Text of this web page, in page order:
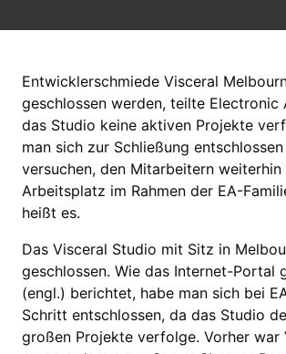
Entwicklerschmiede Visceral
geschlossen werden, teilte Electronic
das Studio keine aktiven Projekte
man sich zur Schließung
versuchen, den Mitarbeitern weiterhin
Arbeitsplatz im Rahmen der EA-
heißt es.
Das Visceral Studio mit Sitz in
geschlossen. Wie das Internet-Portal
(engl.) berichtet, habe man sich bei
Schritt entschlossen, da das Studio
großen Projekte verfolge. Vorher war